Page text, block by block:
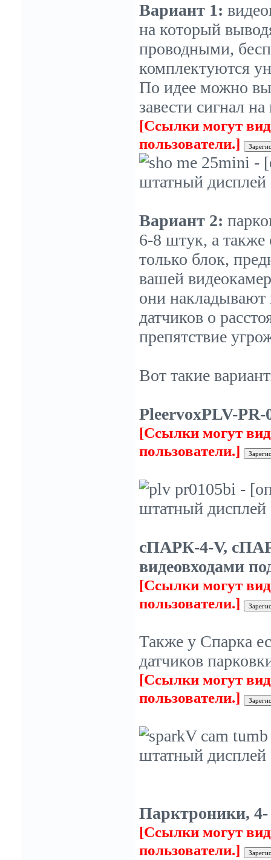
Вариант 1:
на который
проводными,
комплектуются
По идее можно
завести сигнал
[Ссылки могут
пользователи.]
Вариант 2:
6-8 штук, а также
только блок,
вашей
они
датчиков о
препятствие
Вот такие
PleervoxPLV-PR-
[Ссылки могут
пользователи.]
сПАРК-4-V,
видеовходами
[Ссылки могут
пользователи.]
Также у Спарка
датчиков
[Ссылки могут
пользователи.]
Парктроники, 4-
[Ссылки могут
пользователи.]